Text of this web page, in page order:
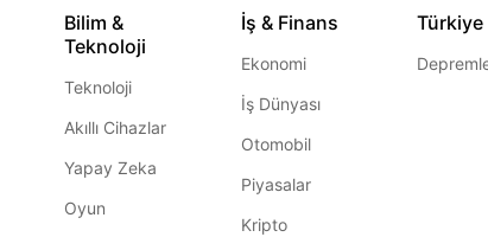
Bilim &
Teknoloji
Teknoloji
Akıllı Cihazlar
Yapay Zeka
Oyun
İş & Finans
Ekonomi
İş Dünyası
Otomobil
Piyasalar
Kripto
Türkiye